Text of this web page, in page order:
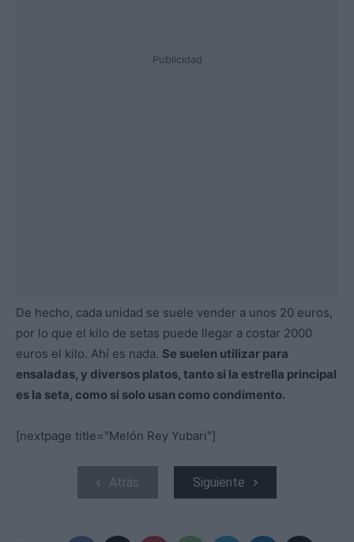
Publicidad
De hecho, cada unidad se suele vender a unos 20 euros,
por lo que el kilo de setas puede llegar a costar 2000
euros el kilo. Ahí es nada. Se suelen utilizar para
ensaladas, y diversos platos, tanto si la estrella principal
es la seta, como si solo usan como condimento.
[nextpage title="Melón Rey Yubari"]
Atrás Siguiente